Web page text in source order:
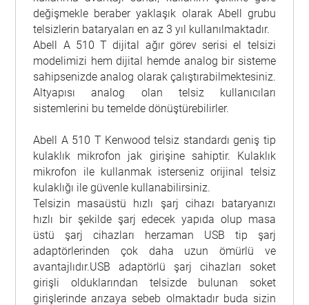
değişmekle beraber yaklaşık olarak Abell grubu
telsizlerin bataryaları en az 3 yıl kullanılmaktadır.
Abell A 510 T dijital ağır görev serisi el telsizi
modelimizi hem dijital hemde analog bir sisteme
sahipsenizde analog olarak çalıştırabilmektesiniz.
Altyapısı analog olan telsiz kullanıcıları
sistemlerini bu temelde dönüştürebilirler.
Abell A 510 T Kenwood telsiz standardı geniş tip
kulaklık mikrofon jak girişine sahiptir. Kulaklık
mikrofon ile kullanmak isterseniz orijinal telsiz
kulaklığı ile güvenle kullanabilirsiniz.
Telsizin masaüstü hızlı şarj cihazı bataryanızı
hızlı bir şekilde şarj edecek yapıda olup masa
üstü şarj cihazları herzaman USB tip şarj
adaptörlerinden çok daha uzun ömürlü ve
avantajlıdır.USB adaptörlü şarj cihazları soket
girişli olduklarından telsizde bulunan soket
girişlerinde arızaya sebeb olmaktadır buda sizin